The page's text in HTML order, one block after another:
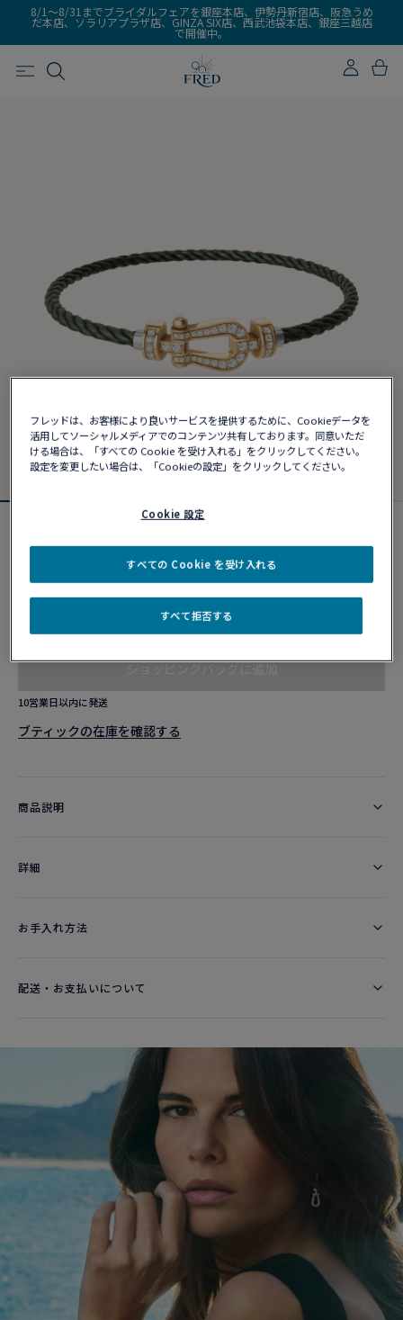
8/1～8/31までブライダルフェアを銀座本店、伊勢丹新宿店、阪急うめ
だ本店、ソラリアプラザ店、GINZA SIX店、西武池袋本店、銀座三越店
で開催中。
フォース10ブレスレット
カスタマイズ
ショッピングバッグに追加
10営業日以内に発送
ブティックの在庫を確認する​
商品説明
詳細​
お手入れ方法
配送・お支払いについて
フレッドは、お客様により良いサービスを提供するために、Cookieデータを
活用してソーシャルメディアでのコンテンツ共有しております。同意いただ
ける場合は、「すべての Cookie を受け入れる」をクリックしてください。
設定を変更したい場合は、「Cookieの設定」をクリックしてください。
Cookie 設定
すべて拒否する
すべての Cookie を受け入れる